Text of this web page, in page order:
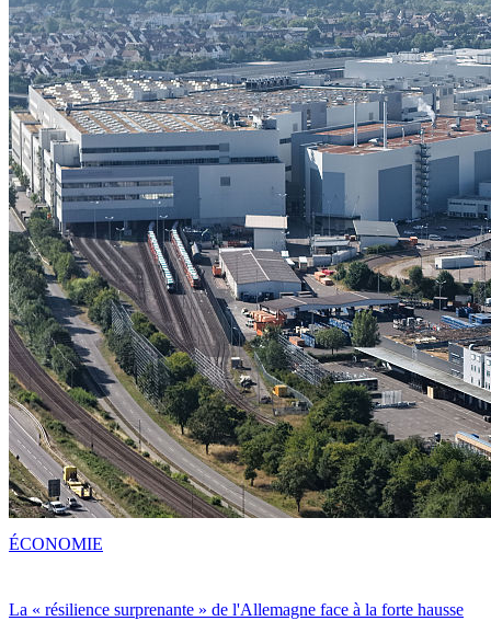
La « résilience surprenante » de l'Allemagne face à la forte hausse
ÉCONOMIE